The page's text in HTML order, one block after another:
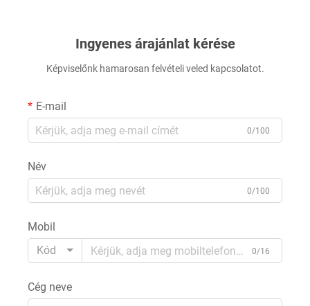
Ingyenes árajánlat kérése
Képviselőnk hamarosan felvételi veled kapcsolatot.
E-mail
0/100
Név
0/100
Mobil
Kód
0/16
Cég neve